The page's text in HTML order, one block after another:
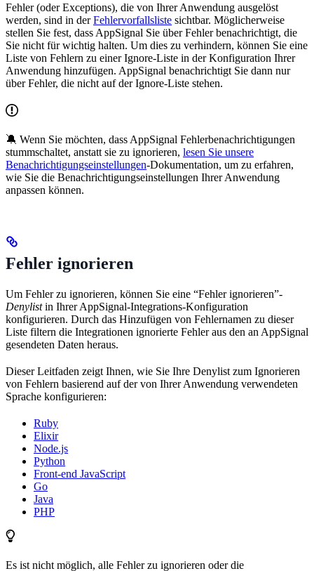
Fehler (oder Exceptions), die von Ihrer Anwendung ausgelöst
werden, sind in derFehlervorfallsliste sichtbar. Möglicherweise
stellen Sie fest, dass AppSignal Sie über Fehler benachrichtigt, die
Sie nicht für wichtig halten. Um dies zu verhindern, können Sie eine
Liste von Fehlern zu einer Ignore-Liste in der Konfiguration Ihrer
Anwendung hinzufügen. AppSignal benachrichtigt Sie dann nur
über Fehler, die nicht auf der Ignore-Liste stehen.
🔕 Wenn Sie möchten, dass AppSignal Fehlerbenachrichtigungen
stummschaltet, anstatt sie zu ignorieren, lesen Sie unsere
Benachrichtigungseinstellungen-Dokumentation, um zu erfahren,
wie Sie die Benachrichtigungseinstellungen Ihrer Anwendung
anpassen können.
Fehler ignorieren
Um Fehler zu ignorieren, können Sie eine “Fehler ignorieren”-
Denylistin Ihrer AppSignal-Integrations-Konfiguration
konfigurieren. Durch das Hinzufügen von Fehlernamen zu dieser
Liste filtern die Integrationen ignorierte Fehler aus den an AppSignal
gesendeten Daten heraus.
Dieser Leitfaden zeigt Ihnen, wie Sie Ihre Denylist zum Ignorieren
von Fehlern basierend auf der von Ihrer Anwendung verwendeten
Sprache konfigurieren:
Ruby
Elixir
Node.js
Python
Front-end JavaScript
Go
Java
PHP
Es ist nicht möglich, alle Fehler zu ignorieren oder die